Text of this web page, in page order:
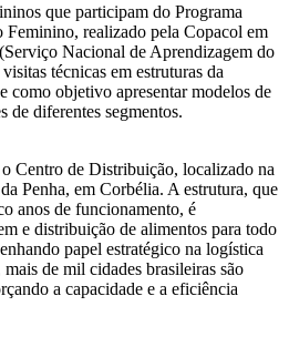
que participam do Programa
Feminino, realizado pela Copacol em
Nacional de Aprendizagem do
técnicas em estruturas da
como objetivo apresentar modelos de
de diferentes segmentos.
Centro de Distribuição, localizado na
Penha, em Corbélia. A estrutura, que
anos de funcionamento, é
e distribuição de alimentos para todo
papel estratégico na logística
de mil cidades brasileiras são
a capacidade e a eficiência